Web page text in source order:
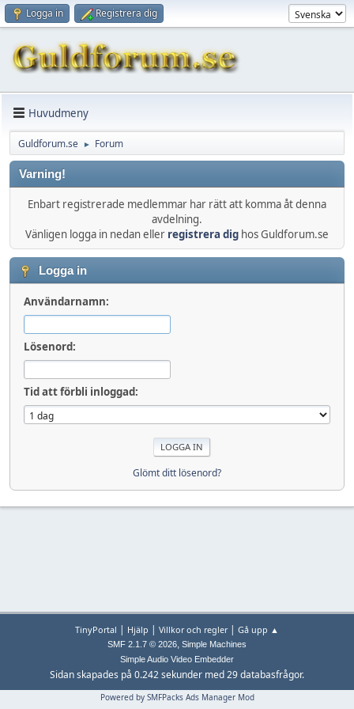
Logga in Registrera dig
Huvudmeny
Guldforum.se ► Forum
Varning!
Enbart registrerade medlemmar har rätt att komma åt denna
avdelning.
Vänligen logga in nedan eller registrera dig hos Guldforum.se
Logga in
Användarnamn:
Lösenord:
Tid att förbli inloggad:
Glömt ditt lösenord?
TinyPortal | Hjälp | Villkor och regler| Gå upp ▲
SMF 2.1.7 © 2026, Simple Machines
Simple Audio Video Embedder
Sidan skapades på 0.242 sekunder med 29 databasfrågor.
Powered by SMFPacks Ads Manager Mod